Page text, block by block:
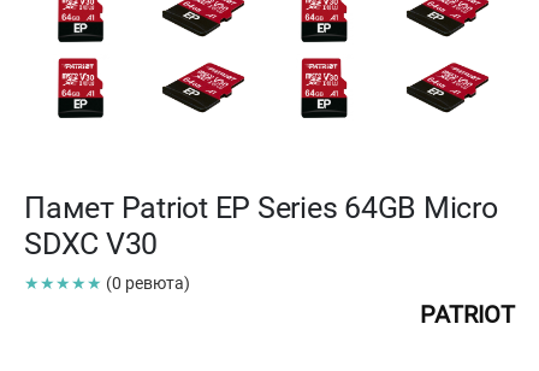
Памет Patriot EP Series 64GB Micro
SDXC V30
★★★★★ (0 ревюта)
PATRIOT